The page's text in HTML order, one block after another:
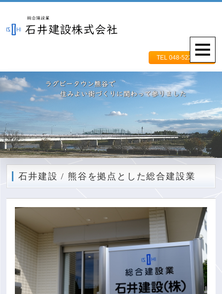
TEL 048-522-5831
石井建設 / 熊谷を拠点とした総合建設業